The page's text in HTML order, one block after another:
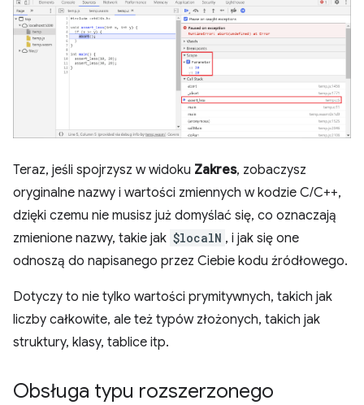
Teraz, jeśli spojrzysz w widoku Zakres, zobaczysz
oryginalne nazwy i wartości zmiennych w kodzie C/C++,
dzięki czemu nie musisz już domyślać się, co oznaczają
zmienione nazwy, takie jak $localN , i jak się one
odnoszą do napisanego przez Ciebie kodu źródłowego.
Dotyczy to nie tylko wartości prymitywnych, takich jak
liczby całkowite, ale też typów złożonych, takich jak
struktury, klasy, tablice itp.
Obsługa typu rozszerzonego